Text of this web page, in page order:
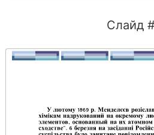
Слайд